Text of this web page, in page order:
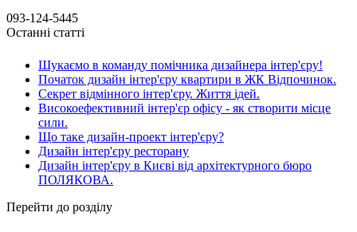
093-124-5445
Останні статті
Шукаємо в команду помічника дизайнера інтер'єру!
Початок дизайн інтер'єру квартири в ЖК Відпочинок.
Секрет відмінного інтер'єру. Життя ідей.
Високоефективний інтер'єр офісу - як створити місце
сили.
Що таке дизайн-проект інтер'єру?
Дизайн інтер'єру ресторану
Дизайн інтер'єру в Києві від архітектурного бюро
ПОЛЯКОВА.
Перейти до розділу